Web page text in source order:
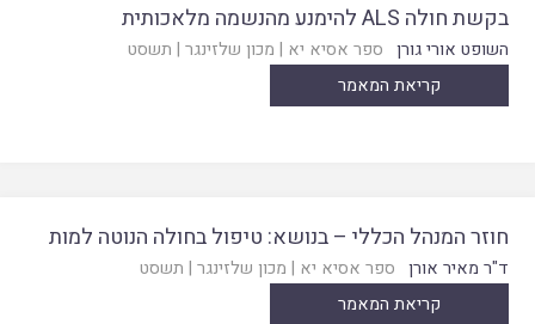
בקשת חולה ALS להימנע מהנשמה מלאכותית
השופט אורי גורן ספר אסיא יא | מכון שלזינגר | תשסט
קריאת המאמר
חוזר המנהל הכללי – בנושא: טיפול בחולה הנוטה למות
ד"ר מאיר אורן ספר אסיא יא | מכון שלזינגר | תשסט
קריאת המאמר